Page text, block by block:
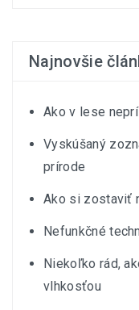
Najnovšie
Ako v lese
Vyskúšaný
prírode
Ako si zostaviť
Nefunkčné
Niekoľko rád,
vlhkosťou